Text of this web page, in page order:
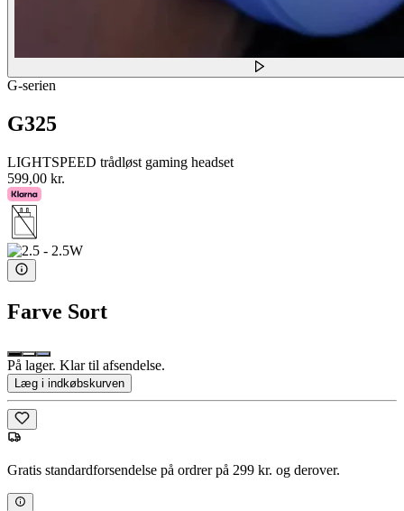
G-serien
G325
LIGHTSPEED trådløst gaming headset
599,00 kr.
Farve Sort
På lager. Klar til afsendelse.
Læg i indkøbskurven
Gratis standardforsendelse på ordrer på 299 kr. og derover.